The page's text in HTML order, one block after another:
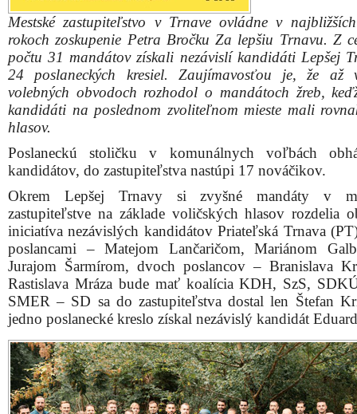
Mestské zastupiteľstvo v Trnave ovládne v
rokoch zoskupenie Petra Bročku Za lepšiu Trnavu. Z
počtu 31 mandátov získali nezávislí kandidáti Lepšej
24 poslaneckých kresiel. Zaujímavosťou je, že až
volebných obvodoch rozhodol o mandátoch žreb,
kandidáti na poslednom zvoliteľnom mieste mali
hlasov.
Poslaneckú stoličku v komunálnych voľbách
kandidátov, do zastupiteľstva nastúpi 17 nováčikov.
Okrem Lepšej Trnavy si zvyšné mandáty v
zastupiteľstve na základe voličských hlasov rozdelia
iniciatíva nezávislých kandidátov Priateľská Trnava
poslancami – Matejom Lančaričom, Mariánom
Jurajom Šarmírom, dvoch poslancov – Branislava
Rastislava Mráza bude mať koalícia KDH, SzS,
SMER – SD sa do zastupiteľstva dostal len Štefan
jedno poslanecké kreslo získal nezávislý kandidát